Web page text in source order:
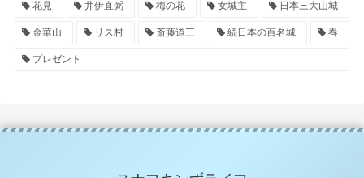
花見 井伊直弼 梅の花 女城主 日本三大山城
金華山 リス村 斎藤道三 続日本の百名城 春
プレゼント